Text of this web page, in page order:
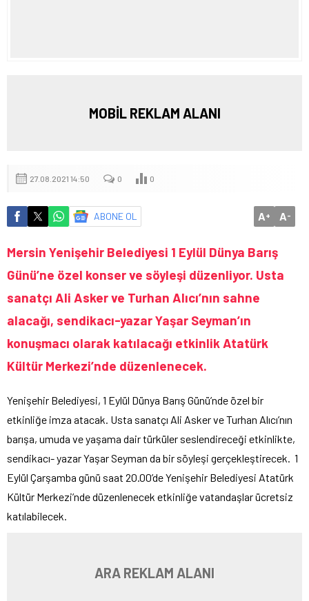
MOBİL REKLAM ALANI
27.08.2021 14:50 0 0
ABONE OL A+ A-
Mersin Yenişehir Belediyesi 1 Eylül Dünya Barış
Günü’ne özel konser ve söyleşi düzenliyor. Usta
sanatçı Ali Asker ve Turhan Alıcı’nın sahne
alacağı, sendikacı-yazar Yaşar Seyman’ın
konuşmacı olarak katılacağı etkinlik Atatürk
Kültür Merkezi’nde düzenlenecek.
Yenişehir Belediyesi, 1 Eylül Dünya Barış Günü’nde özel bir
etkinliğe imza atacak. Usta sanatçı Ali Asker ve Turhan Alıcı’nın
barışa, umuda ve yaşama dair türküler seslendireceği etkinlikte,
sendikacı- yazar Yaşar Seyman da bir söyleşi gerçekleştirecek. 1
Eylül Çarşamba günü saat 20.00’de Yenişehir Belediyesi Atatürk
Kültür Merkezi’nde düzenlenecek etkinliğe vatandaşlar ücretsiz
katılabilecek.
ARA REKLAM ALANI